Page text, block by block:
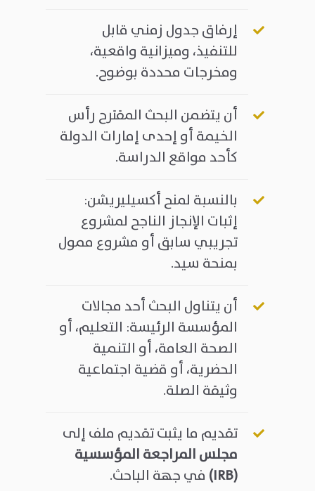
إرفاق جدول زمني قابل
للتنفيذ، وميزانية واقعية،
ومخرجات محددة بوضوح.
أن يتضمن البحث المقترح رأس
الخيمة أو إحدى إمارات الدولة
كأحد مواقع الدراسة.
بالنسبة لمنح أكسيليريشن:
إثبات الإنجاز الناجح لمشروع
تجريبي سابق أو مشروع ممول
بمنحة سيد.
أن يتناول البحث أحد مجالات
المؤسسة الرئيسة: التعليم، أو
الصحة العامة، أو التنمية
الحضرية، أو قضية اجتماعية
وثيقة الصلة.
تقديم ما يثبت تقديم ملف إلى
مجلس المراجعة المؤسسية
(IRB)
في جهة الباحث.